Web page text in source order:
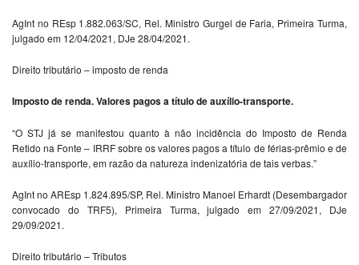
AgInt no REsp 1.882.063/SC, Rel. Ministro Gurgel de Faria, Primeira Turma,
julgado em 12/04/2021, DJe 28/04/2021.
Direito tributário – imposto de renda
Imposto de renda. Valores pagos a título de auxílio-transporte.
“O STJ já se manifestou quanto à não incidência do Imposto de Renda
Retido na Fonte – IRRF sobre os valores pagos a título de férias-prêmio e de
auxílio-transporte, em razão da natureza indenizatória de tais verbas.”
AgInt no AREsp 1.824.895/SP, Rel. Ministro Manoel Erhardt (Desembargador
convocado do TRF5), Primeira Turma, julgado em 27/09/2021, DJe
29/09/2021.
Direito tributário – Tributos